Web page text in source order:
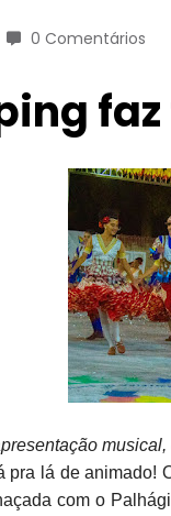
0 Comentários
lá de
com o